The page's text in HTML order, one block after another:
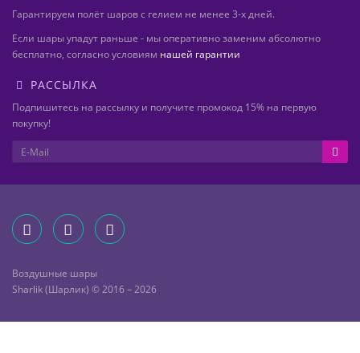
Гарантируем полёт шаров с гелием не менее 3-х дней.
Если шары упадут раньше - мы оперативно заменим абсолютно
бесплатно, согласно условиям нашей гарантии
РАССЫЛКА
Подпишитесь на рассылку и получите промокод 15% на первую
покупку!
Воздушные шары
Sharlik (Шарлик) © 2016 – 2026